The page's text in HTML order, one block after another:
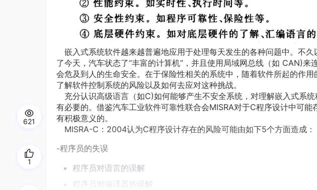
嵌入式系统软件越来越普遍地应用于处理每天发生的各种问题中。不
了今天，汽车状态了“丰富的计算机”，并且使用局域网总线（如 CAN)
会危及到人的生命安全。在于保险性相关的系统中，随着软件所起的作
了解软件控制系统的风险以及如何去应对这种挑战。
充分认识高级语言（如C)如何能够产生不安全系统，对理解嵌入式系
有必要的。借鉴汽车工业软件可靠性联合会MISRA对于C程序设计中可
有积极意义的。
MISRA-C：2004认为C程序设计存在的风险可能由如下5个方面造成：
-程序员的失误
程序员对语言的误解
程序员对编译器的误解
621
1